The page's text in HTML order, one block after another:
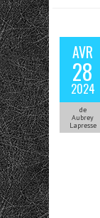
AVR
28
2024
de
Aubrey
Lapresse